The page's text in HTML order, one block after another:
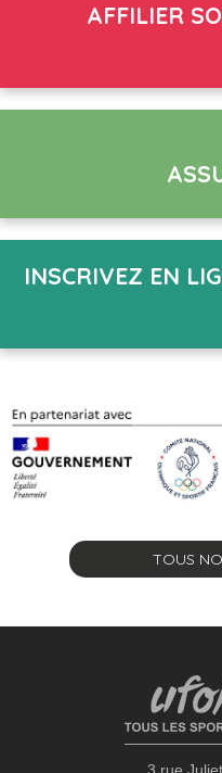
AFFILIER
INSCRIVEZ EN
TOUS